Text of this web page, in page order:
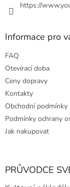
https://
Informace pro
FAQ
Otevírací doba
Ceny dopravy
Kontakty
Obchodní podmínky
Podmínky ochrany
Jak nakupovat
PRŮVODCE